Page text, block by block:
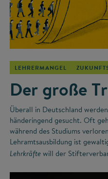
LEHRERMANGEL
Der große
Überall in Deutschland
händeringend gesucht. Oft
während des Studiums
Lehramtsausbildung ist
Lehrkräfte will der